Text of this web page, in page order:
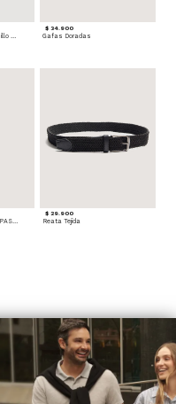
$ 34.900
Gafas Doradas
Splash Corporal PURPLE PASSION - Floral
$ 29.900
Reata Tejida